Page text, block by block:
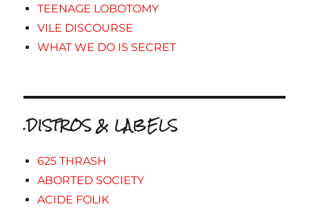
TEENAGE LOBOTOMY
VILE DISCOURSE
WHAT WE DO IS SECRET
.DISTROS & LABELS
625 THRASH
ABORTED SOCIETY
ACIDE FOLIK